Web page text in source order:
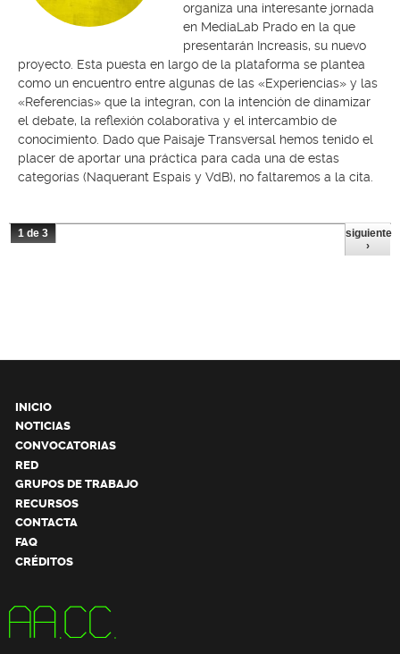
organiza una interesante jornada
en MediaLab Prado en la que
presentarán Increasis, su nuevo
proyecto. Esta puesta en largo de la plataforma se plantea
como un encuentro entre algunas de las «Experiencias» y las
«Referencias» que la integran, con la intención de dinamizar
el debate, la reflexión colaborativa y el intercambio de
conocimiento. Dado que Paisaje Transversal hemos tenido el
placer de aportar una práctica para cada una de estas
categorías (Naquerant Espais y VdB), no faltaremos a la cita.
1 de 3
siguiente
›
INICIO
NOTICIAS
CONVOCATORIAS
RED
GRUPOS DE TRABAJO
RECURSOS
CONTACTA
FAQ
CRÉDITOS